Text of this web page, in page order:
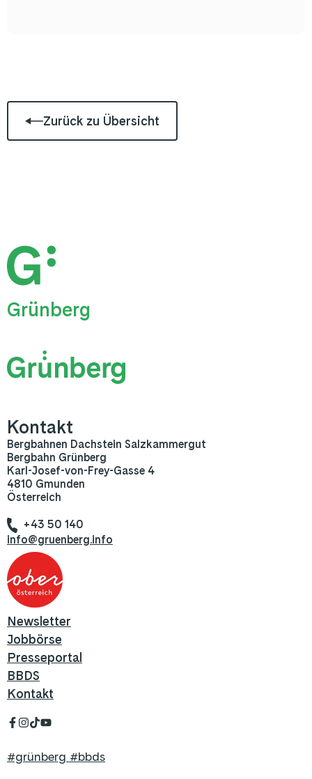
Zurück zu Übersicht
Grünberg
Kontakt
Bergbahnen Dachstein Salzkammergut
Bergbahn Grünberg
Karl-Josef-von-Frey-Gasse 4
4810 Gmunden
Österreich
+43 50 140
info@gruenberg.info
Newsletter
Jobbörse
Presseportal
BBDS
Kontakt
#grünberg #bbds